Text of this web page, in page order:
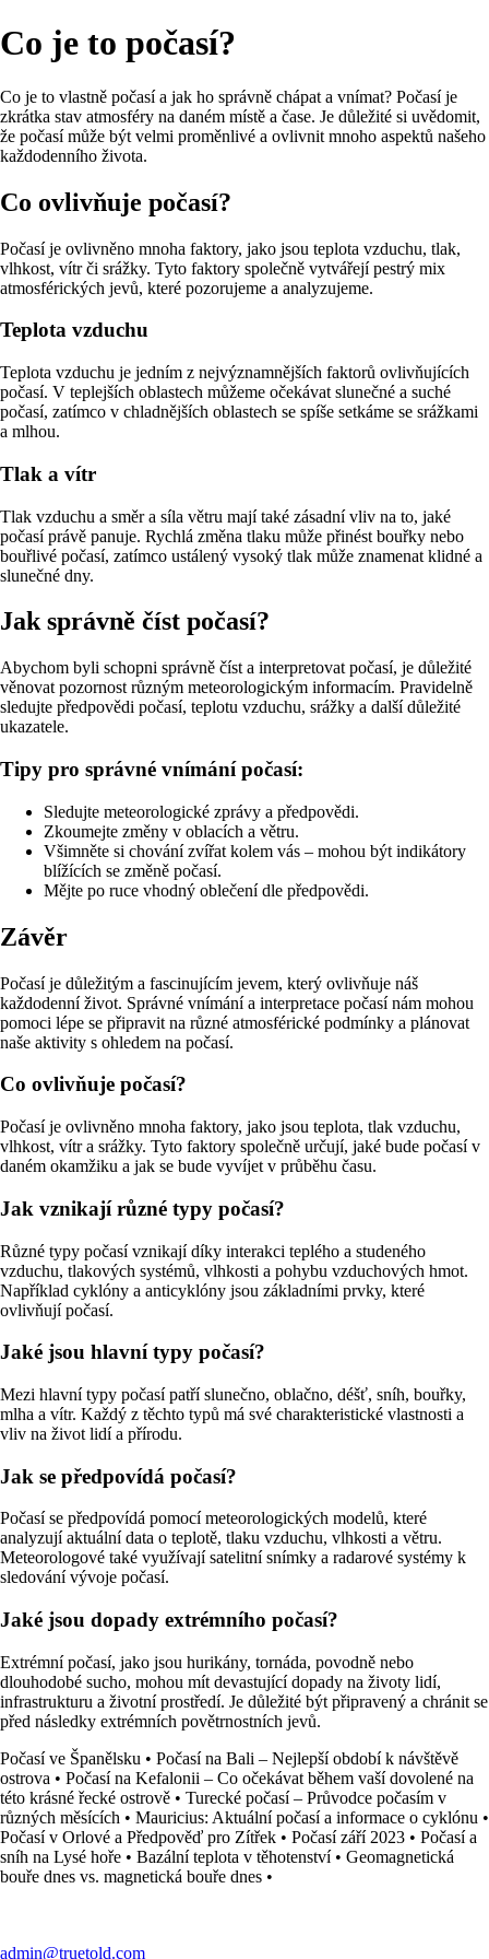
Co je to počasí?
Co je to vlastně počasí a jak ho správně chápat a vnímat? Počasí je
zkrátka stav atmosféry na daném místě a čase. Je důležité si uvědomit,
že počasí může být velmi proměnlivé a ovlivnit mnoho aspektů našeho
každodenního života.
Co ovlivňuje počasí?
Počasí je ovlivněno mnoha faktory, jako jsou teplota vzduchu, tlak,
vlhkost, vítr či srážky. Tyto faktory společně vytvářejí pestrý mix
atmosférických jevů, které pozorujeme a analyzujeme.
Teplota vzduchu
Teplota vzduchu je jedním z nejvýznamnějších faktorů ovlivňujících
počasí. V teplejších oblastech můžeme očekávat slunečné a suché
počasí, zatímco v chladnějších oblastech se spíše setkáme se srážkami
a mlhou.
Tlak a vítr
Tlak vzduchu a směr a síla větru mají také zásadní vliv na to, jaké
počasí právě panuje. Rychlá změna tlaku může přinést bouřky nebo
bouřlivé počasí, zatímco ustálený vysoký tlak může znamenat klidné a
slunečné dny.
Jak správně číst počasí?
Abychom byli schopni správně číst a interpretovat počasí, je důležité
věnovat pozornost různým meteorologickým informacím. Pravidelně
sledujte předpovědi počasí, teplotu vzduchu, srážky a další důležité
ukazatele.
Tipy pro správné vnímání počasí:
Sledujte meteorologické zprávy a předpovědi.
Zkoumejte změny v oblacích a větru.
Všimněte si chování zvířat kolem vás – mohou být indikátory
blížících se změně počasí.
Mějte po ruce vhodný oblečení dle předpovědi.
Závěr
Počasí je důležitým a fascinujícím jevem, který ovlivňuje náš
každodenní život. Správné vnímání a interpretace počasí nám mohou
pomoci lépe se připravit na různé atmosférické podmínky a plánovat
naše aktivity s ohledem na počasí.
Co ovlivňuje počasí?
Počasí je ovlivněno mnoha faktory, jako jsou teplota, tlak vzduchu,
vlhkost, vítr a srážky. Tyto faktory společně určují, jaké bude počasí v
daném okamžiku a jak se bude vyvíjet v průběhu času.
Jak vznikají různé typy počasí?
Různé typy počasí vznikají díky interakci teplého a studeného
vzduchu, tlakových systémů, vlhkosti a pohybu vzduchových hmot.
Například cyklóny a anticyklóny jsou základními prvky, které
ovlivňují počasí.
Jaké jsou hlavní typy počasí?
Mezi hlavní typy počasí patří slunečno, oblačno, déšť, sníh, bouřky,
mlha a vítr. Každý z těchto typů má své charakteristické vlastnosti a
vliv na život lidí a přírodu.
Jak se předpovídá počasí?
Počasí se předpovídá pomocí meteorologických modelů, které
analyzují aktuální data o teplotě, tlaku vzduchu, vlhkosti a větru.
Meteorologové také využívají satelitní snímky a radarové systémy k
sledování vývoje počasí.
Jaké jsou dopady extrémního počasí?
Extrémní počasí, jako jsou hurikány, tornáda, povodně nebo
dlouhodobé sucho, mohou mít devastující dopady na životy lidí,
infrastrukturu a životní prostředí. Je důležité být připravený a chránit se
před následky extrémních povětrnostních jevů.
Počasí ve Španělsku • Počasí na Bali – Nejlepší období k návštěvě
ostrova • Počasí na Kefalonii – Co očekávat během vaší dovolené na
této krásné řecké ostrově • Turecké počasí – Průvodce počasím v
různých měsících • Mauricius: Aktuální počasí a informace o cyklónu •
Počasí v Orlové a Předpověď pro Zítřek • Počasí září 2023 • Počasí a
sníh na Lysé hoře • Bazální teplota v těhotenství• Geomagnetická
bouře dnes vs. magnetická bouře dnes •
admin@truetold.com